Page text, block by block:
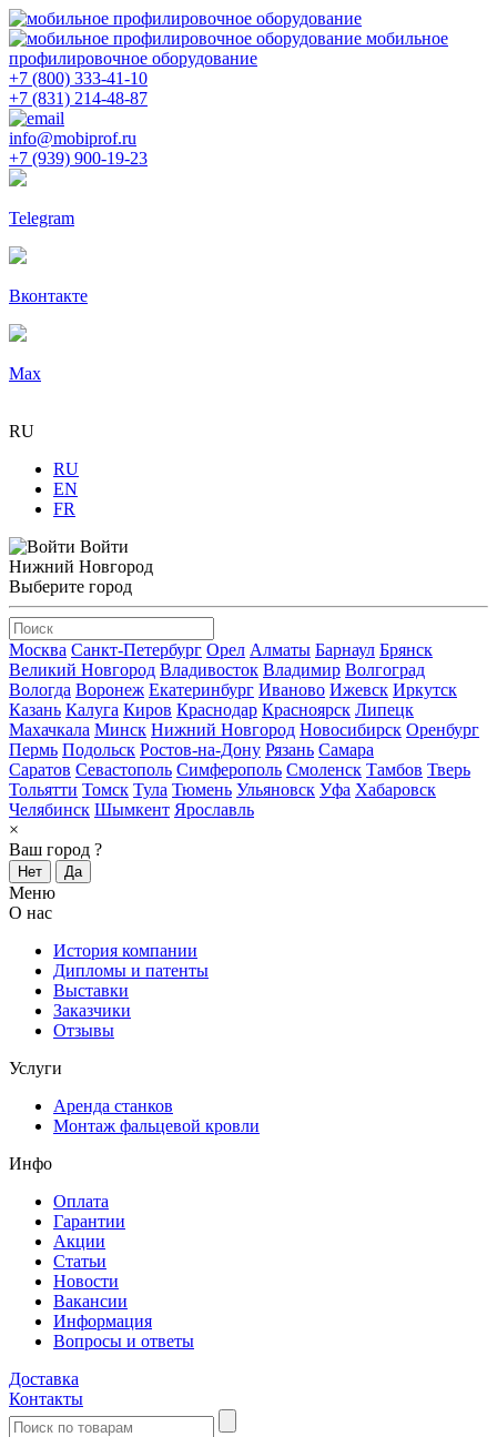
мобильное
профилировочное оборудование
+7 (800) 333-41-10
+7 (831) 214-48-87
info@mobiprof.ru
+7 (939) 900-19-23
Telegram
Вконтакте
Max
RU
RU
EN
FR
Войти
Нижний Новгород
Выберите город
Москва Санкт-Петербург Орел Алматы Барнаул Брянск
Великий Новгород Владивосток Владимир Волгоград
Вологда Воронеж Екатеринбург Иваново Ижевск Иркутск
Казань Калуга Киров Краснодар Красноярск Липецк
Махачкала Минск Нижний Новгород Новосибирск Оренбург
Пермь Подольск Ростов-на-Дону Рязань Самара
Саратов Севастополь Симферополь Смоленск Тамбов Тверь
Тольятти Томск Тула Тюмень Ульяновск Уфа Хабаровск
Челябинск Шымкент Ярославль
×
Ваш город ?
Нет Да
Меню
О нас
История компании
Дипломы и патенты
Выставки
Заказчики
Отзывы
Услуги
Аренда станков
Монтаж фальцевой кровли
Инфо
Оплата
Гарантии
Акции
Статьи
Новости
Вакансии
Информация
Вопросы и ответы
Доставка
Контакты